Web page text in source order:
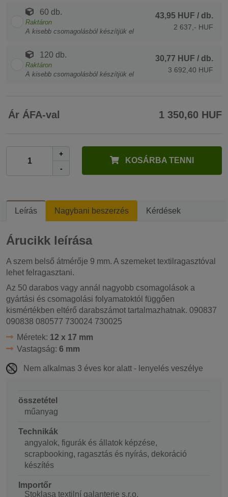
60 db.
Raktáron
A kisebb csomagolásból készítjük el
43,95 HUF / db.
2 637,- HUF
120 db.
Raktáron
A kisebb csomagolásból készítjük el
30,77 HUF / db.
3 692,40 HUF
Ár ÁFA-val 1 350,60 HUF
+
-
KOSÁRBA TENNI
Leírás Nagybani beszerzés Kérdések
Árucikk leírása
A szem belső átmérője 9 mm. A szemeket textilragasztóval
lehet felragasztani.
Az 50 darabos vagy annál nagyobb csomagolások a
gyártási és csomagolási folyamatoktól függően
kismértékben eltérő darabszámot tartalmazhatnak. 090837
090838 080577 730024 730025
Méretek: 12 x 17 mm
Vastagság: 6 mm
Nem alkalmas 3 éves kor alatt - lenyelés veszélye
összetétel
műanyag
Technikák
angyalok, figurák és állatok képzése,
scrapbooking, ragasztás és nyírás, dekoráció
készítés
Importőr
Stoklasa textilní galanterie s.r.o.